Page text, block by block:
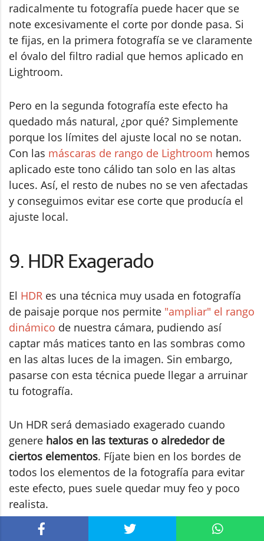
radicalmente tu fotografía puede hacer que se
note excesivamente el corte por donde pasa. Si
te fijas, en la primera fotografía se ve claramente
el óvalo del filtro radial que hemos aplicado en
Lightroom.
Pero en la segunda fotografía este efecto ha
quedado más natural, ¿por qué? Simplemente
porque los límites del ajuste local no se notan.
Con las máscaras de rango de Lightroom hemos
aplicado este tono cálido tan solo en las altas
luces. Así, el resto de nubes no se ven afectadas
y conseguimos evitar ese corte que producía el
ajuste local.
9. HDR Exagerado
El HDR es una técnica muy usada en fotografía
de paisaje porque nos permite "ampliar" el rango
dinámico de nuestra cámara, pudiendo así
captar más matices tanto en las sombras como
en las altas luces de la imagen. Sin embargo,
pasarse con esta técnica puede llegar a arruinar
tu fotografía.
Un HDR será demasiado exagerado cuando
genere halos en las texturas o alrededor de
ciertos elementos. Fíjate bien en los bordes de
todos los elementos de la fotografía para evitar
este efecto, pues suele quedar muy feo y poco
realista.